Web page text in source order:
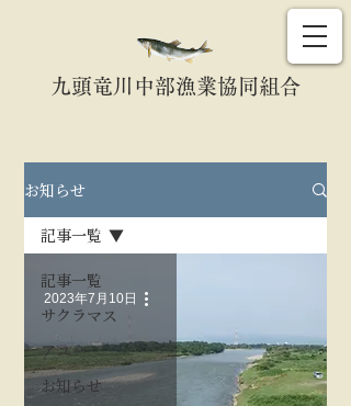
九頭竜川中部漁業協同組合
お知らせ
記事一覧
サクラマス
アユ
お知らせ
記事一覧
2023年7月10日